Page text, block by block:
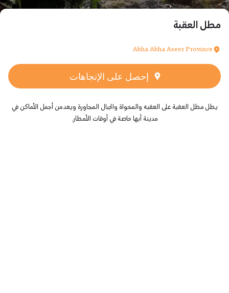
مطل العقبة
Abha Abha Aseer Province
إحصل على الإتجاهات
يطل مطل العقبة على العقبه والمخواة والجبال المجاورة ويعد من أجمل الأماكن في
مدينة أبها خاصة في أوقات الأمطار.